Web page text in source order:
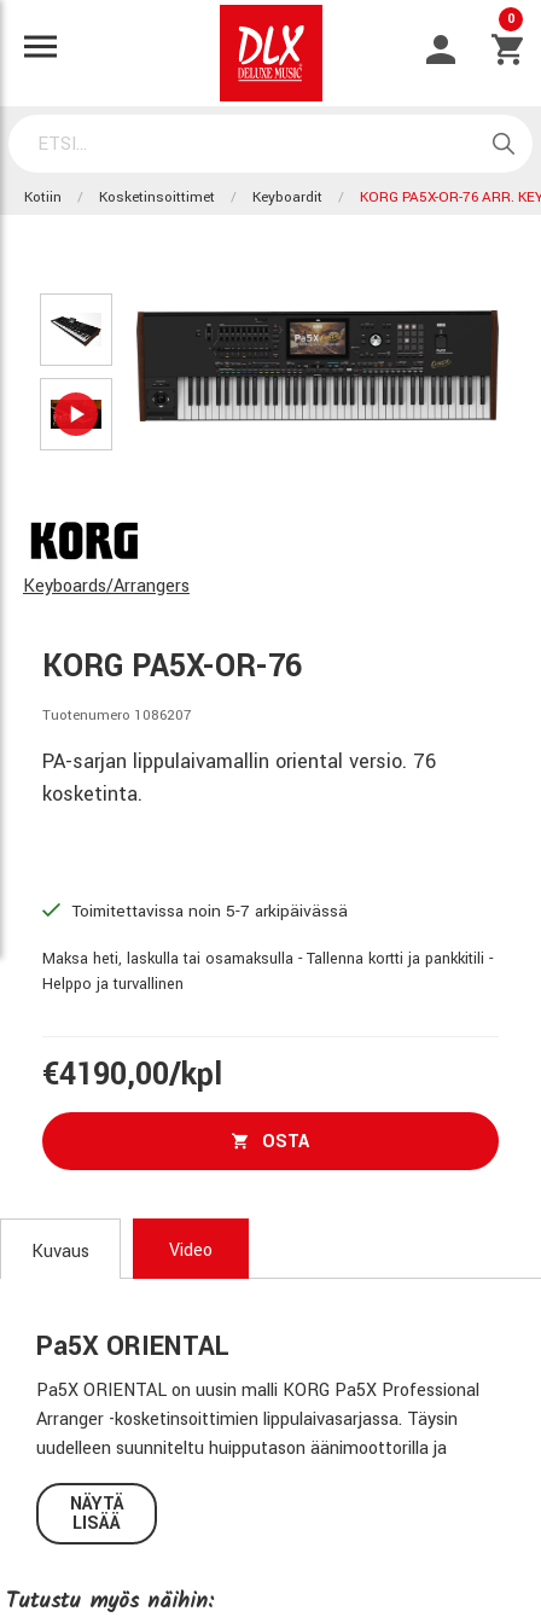
0
Kotiin Kosketinsoittimet Keyboardit KORG PA5X-OR-76 ARR.
Keyboards/Arrangers
KORG PA5X-OR-76
Tuotenumero 1086207
PA-sarjan lippulaivamallin oriental versio. 76
kosketinta.
Toimitettavissa noin 5-7 arkipäivässä
Maksa heti, laskulla tai osamaksulla - Tallenna kortti ja pankkitili -
Helppo ja turvallinen
€4190,00/kpl
OSTA
Kuvaus Video
Pa5X ORIENTAL
Pa5X ORIENTAL on uusin malli KORG Pa5X Professional
Arranger -kosketinsoittimien lippulaivasarjassa. Täysin
uudelleen suunniteltu huipputason äänimoottorilla ja
virtaviivaisella väriohjatulla käyttöliittymällä, uusi Pa5X
tuottaa hämmästyttävän rikkaan ja ainutlaatuisen
soittokokemuksen, joka inspiroi luomaan ja esiintymään.
musiikkimaailmoihin. Riippumatta siitä, mitä musiikkia
NÄYTÄ
LISÄÄ
Tutustu myös näihin: